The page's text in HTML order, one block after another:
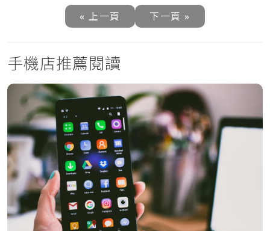
« 上一頁 下一頁 »
手機店推薦閱讀